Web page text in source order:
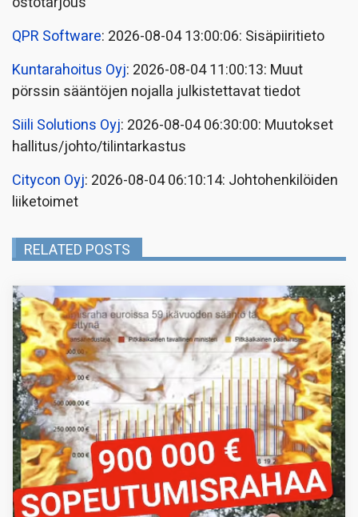
QPR Software: 2026-08-04 13:00:06: Sisäpiiritieto
Kuntarahoitus Oyj: 2026-08-04 11:00:13: Muut
pörssin sääntöjen nojalla julkistettavat tiedot
Siili Solutions Oyj: 2026-08-04 06:30:00: Muutokset
hallitus/johto/tilintarkastus
Citycon Oyj: 2026-08-04 06:10:14: Johtohenkilöiden
liiketoimet
RELATED POSTS